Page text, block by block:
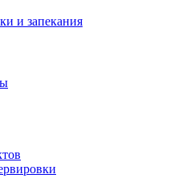
и запекания